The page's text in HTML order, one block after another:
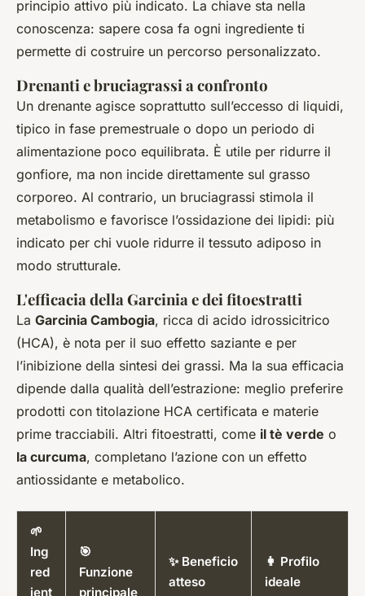
principio attivo più indicato. La chiave sta nella
conoscenza: sapere cosa fa ogni ingrediente ti
permette di costruire un percorso personalizzato.
Drenanti e bruciagrassi a confronto
Un drenante agisce soprattutto sull’eccesso di liquidi,
tipico in fase premestruale o dopo un periodo di
alimentazione poco equilibrata. È utile per ridurre il
gonfiore, ma non incide direttamente sul grasso
corporeo. Al contrario, un bruciagrassi stimola il
metabolismo e favorisce l’ossidazione dei lipidi: più
indicato per chi vuole ridurre il tessuto adiposo in
modo strutturale.
L'efficacia della Garcinia e dei fitoestratti
La Garcinia Cambogia, ricca di acido idrossicitrico
(HCA), è nota per il suo effetto saziante e per
l’inibizione della sintesi dei grassi. Ma la sua efficacia
dipende dalla qualità dell’estrazione: meglio preferire
prodotti con titolazione HCA certificata e materie
prime tracciabili. Altri fitoestratti, come il tè verde o
la curcuma, completano l’azione con un effetto
antiossidante e metabolico.
🌱
Ing
red
ient
🎯
Funzione
principale
✨ Beneficio
atteso
👩 Profilo
ideale